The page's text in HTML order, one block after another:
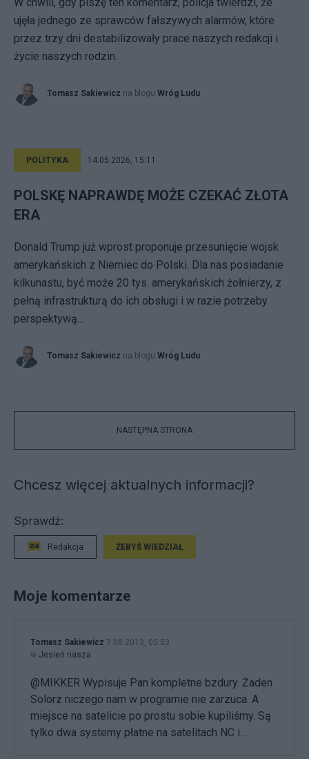
ujęła jednego ze sprawców fałszywych alarmów, które
przez trzy dni destabilizowały prace naszych redakcji i
życie naszych rodzin.
Tomasz Sakiewicz na blogu Wróg Ludu
POLITYKA 14.05.2026, 15:11
POLSKĘ NAPRAWDĘ MOŻE CZEKAĆ ZŁOTA
ERA
Donald Trump już wprost proponuje przesunięcie wojsk
amerykańskich z Niemiec do Polski. Dla nas posiadanie
kilkunastu, być może 20 tys. amerykańskich żołnierzy, z
pełną infrastrukturą do ich obsługi i w razie potrzeby
perspektywą...
Tomasz Sakiewicz na blogu Wróg Ludu
NASTĘPNA STRONA
Chcesz więcej aktualnych informacji?
Sprawdź:
Redakcja ŻEBYŚ WIEDZIAŁ
Moje komentarze
Tomasz Sakiewicz 7.08.2013, 05:53
w Jesień nasza
@MIKKER Wypisuje Pan kompletne bzdury. Żaden
Solorz niczego nam w programie nie zarzuca. A
miejsce na satelicie po prostu sobie kupiliśmy. Są
tylko dwa systemy płatne na satelitach NC i...